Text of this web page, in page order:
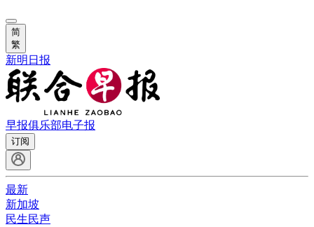
简
繁
新明日报
早报俱乐部电子报
订阅
最新
新加坡
民生民声